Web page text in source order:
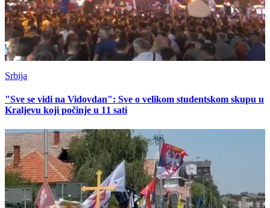
Srbija
"Sve se vidi na Vidovdan": Sve o velikom studentskom skupu u
Kraljevu koji počinje u 11 sati